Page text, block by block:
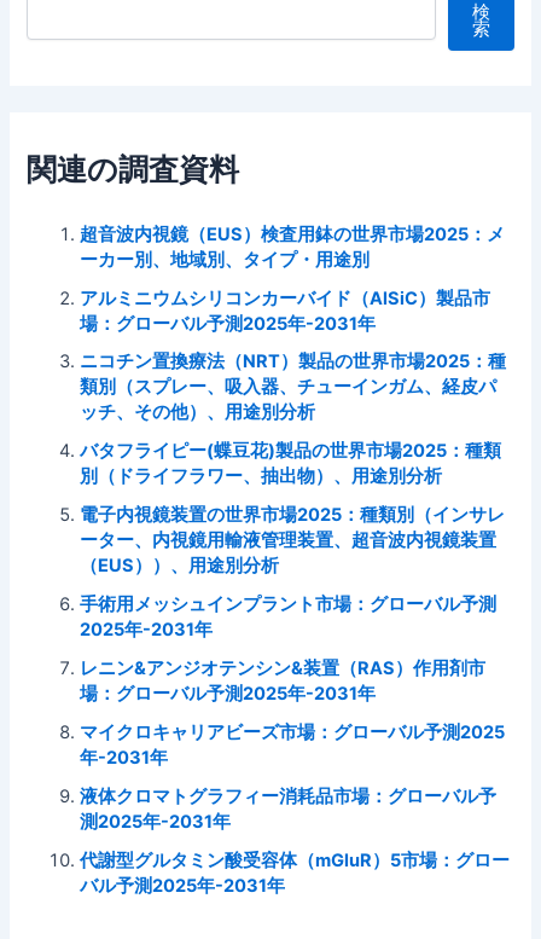
検
索
関連の調査資料
超音波内視鏡（EUS）検査用鉢の世界市場2025：メ
ーカー別、地域別、タイプ・用途別
アルミニウムシリコンカーバイド（AlSiC）製品市
場：グローバル予測2025年-2031年
ニコチン置換療法（NRT）製品の世界市場2025：種
類別（スプレー、吸入器、チューインガム、経皮パ
ッチ、その他）、用途別分析
バタフライピー(蝶豆花)製品の世界市場2025：種類
別（ドライフラワー、抽出物）、用途別分析
電子内視鏡装置の世界市場2025：種類別（インサレ
ーター、内視鏡用輸液管理装置、超音波内視鏡装置
（EUS））、用途別分析
手術用メッシュインプラント市場：グローバル予測
2025年-2031年
レニン&アンジオテンシン&装置（RAS）作用剤市
場：グローバル予測2025年-2031年
マイクロキャリアビーズ市場：グローバル予測2025
年-2031年
液体クロマトグラフィー消耗品市場：グローバル予
測2025年-2031年
代謝型グルタミン酸受容体（mGluR）5市場：グロー
バル予測2025年-2031年